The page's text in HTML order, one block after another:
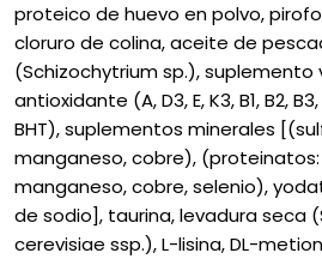
proteico de huevo en polvo,
cloruro de colina, aceite de
(Schizochytrium sp.), suplemento
antioxidante (A, D3, E, K3, B1, B2, B3,
BHT), suplementos minerales
manganeso, cobre), (proteinatos:
manganeso, cobre, selenio),
de sodio], taurina, levadura seca
cerevisiae ssp.), L-lisina, DL-